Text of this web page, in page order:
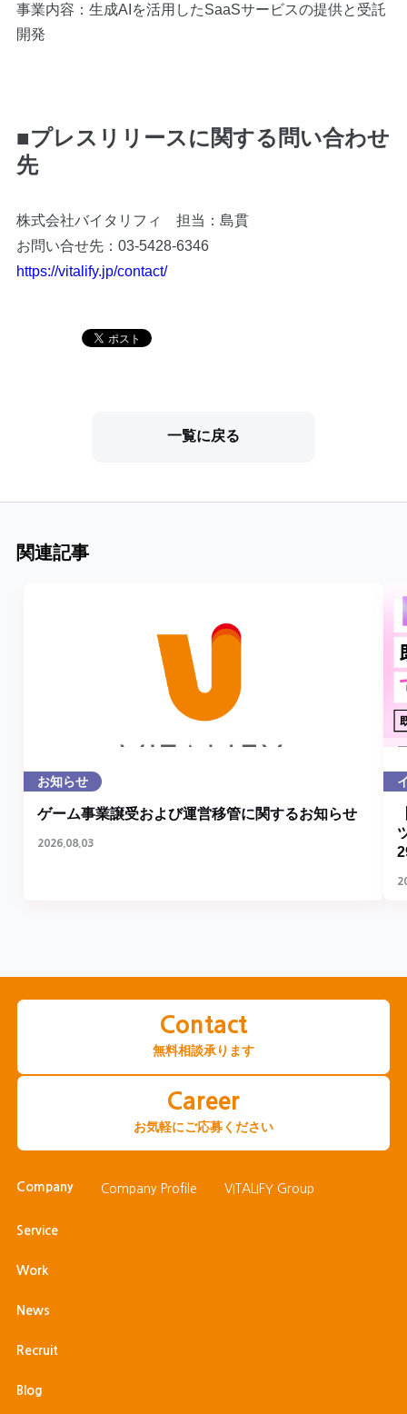
事業内容：生成AIを活用したSaaSサービスの提供と受託
開発
■プレスリリースに関する問い合わせ
先
株式会社バイタリフィ 担当：島貫
お問い合せ先：03-5428-6346
https://vitalify.jp/contact/
一覧に戻る
関連記事
お知らせ
ゲーム事業譲受および運営移管に関するお知らせ
2026.08.03
Contact
無料相談承ります
Career
お気軽にご応募ください
Company Company Profile VITALIFY Group
Service
Work
News
Recruit
Blog